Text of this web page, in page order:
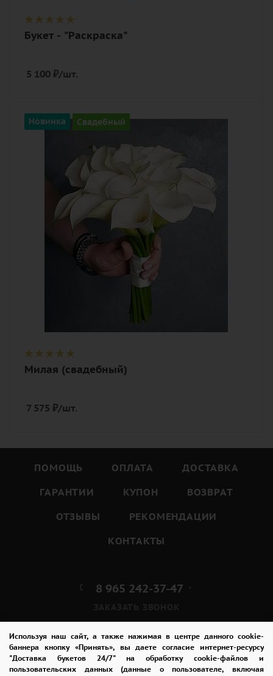
Используя наш сайт, а также нажимая в центре данного cookie-
баннера кнопку «Принять», вы даете согласие интернет-ресурсу
"Доставка букетов 24/7" на обработку cookie-файлов и
пользовательских данных (данные о пользователе, включая
Букет - "Раскраска"
5 100 ₽/шт.
Новинка Свадебный
Количество
15
белый, кремовый, нежный
калла, лента
Милая (свадебный)
7 575 ₽/шт.
ПОМОЩЬ ОПЛАТА
ДОСТАВКА
ГАРАНТИИ
КУПОН
ВОЗВРАТ
ОТЗЫВЫ
РЕКОМЕНДАЦИИ
КОНТАКТЫ
8 965 242-37-47
admin@buket24delivery.ru
ул. Красная Горка д. 36А,